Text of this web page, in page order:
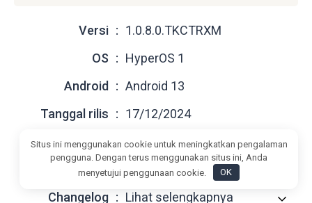
Versi
1.0.8.0.TKCTRXM
OS
HyperOS 1
Android
Android 13
Tanggal rilis
17/12/2024
Ukuran file
5,58 GB
Link unduh
Download(.tgz)
Changelog
Lihat selengkapnya
Situs ini menggunakan cookie untuk meningkatkan pengalaman
pengguna. Dengan terus menggunakan situs ini, Anda
menyetujui penggunaan cookie.
OK